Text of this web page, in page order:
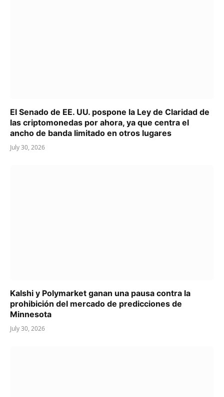
El Senado de EE. UU. pospone la Ley de Claridad de
las criptomonedas por ahora, ya que centra el
ancho de banda limitado en otros lugares
July 30, 2026
Kalshi y Polymarket ganan una pausa contra la
prohibición del mercado de predicciones de
Minnesota
July 30, 2026